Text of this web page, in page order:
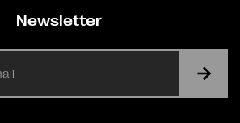
Newsletter